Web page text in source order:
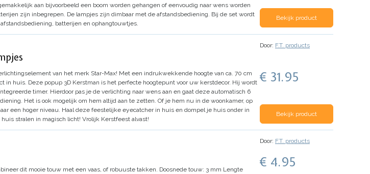
aan bijvoorbeeld een boom worden gehangen of eenvoudig naar wens worden
zijn inbegrepen. De lampjes zijn dimbaar met de afstandsbediening. Bij de set wordt
batterijen en ophangtouwtjes.
Bekijk product
van het merk Star-Max! Met een indrukwekkende hoogte van ca. 70 cm
in huis. Deze popup 3D Kerstman is het perfecte hoogtepunt voor uw kerstdecor. Hij wordt
timer. Hierdoor pas je de verlichting naar wens aan en gaat deze automatisch 6
Het is ook mogelijk om hem altijd aan te zetten. Of je hem nu in de woonkamer, op
een hoger niveau. Haal deze feestelijke eyecatcher in huis en dompel je huis onder in
stralen in magisch licht! Vrolijk Kerstfeest alvast!
Door: F.T. products
€ 31.95
Bekijk product
dit mooie touw met een vaas, of robuuste takken. Doosnede touw: 3 mm Lengte
Door: F.T. products
€ 4.95